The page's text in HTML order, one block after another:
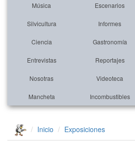
Música Escenarios
Silvicultura Informes
Ciencia Gastronomía
Entrevistas Reportajes
Nosotras Videoteca
Mancheta Incombustibles
Inicio Exposiciones